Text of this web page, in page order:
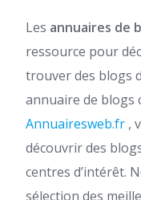
Les annuaires de
ressource pour
trouver des blogs
annuaire de blogs
Annuairesweb.fr ,
découvrir des
centres d’intérêt.
sélection des